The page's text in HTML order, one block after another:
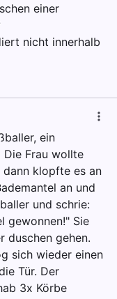
einer
nicht innerhalb
ein
Die Frau wollte
dann klopfte es an
an und
und schrie:
gewonnen!" Sie
duschen gehen.
sich wieder einen
Tür. Der
3x Körbe